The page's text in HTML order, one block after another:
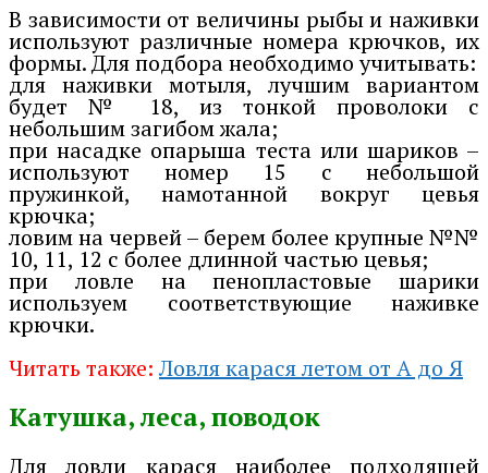
В зависимости от величины рыбы и наживки
используют различные номера крючков, их
формы. Для подбора необходимо учитывать:
для наживки мотыля, лучшим вариантом
будет № 18, из тонкой проволоки с
небольшим загибом жала;
при насадке опарыша теста или шариков –
используют номер 15 с небольшой
пружинкой, намотанной вокруг цевья
крючка;
ловим на червей – берем более крупные №№
10, 11, 12 с более длинной частью цевья;
при ловле на пенопластовые шарики
используем соответствующие наживке
крючки.
Читать также: Ловля карася летом от А до Я
Катушка, леса, поводок
Для ловли карася наиболее подходящей